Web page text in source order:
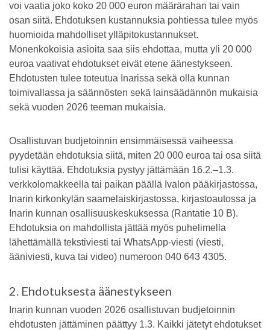
voi vaatia joko koko 20 000 euron määrärahan tai vain
osan siitä. Ehdotuksen kustannuksia pohtiessa tulee myös
huomioida mahdolliset ylläpitokustannukset.
Monenkokoisia asioita saa siis ehdottaa, mutta yli 20 000
euroa vaativat ehdotukset eivät etene äänestykseen.
Ehdotusten tulee toteutua Inarissa sekä olla kunnan
toimivallassa ja säännösten sekä lainsäädännön mukaisia
sekä vuoden 2026 teeman mukaisia.
Osallistuvan budjetoinnin ensimmäisessä vaiheessa
pyydetään ehdotuksia siitä, miten 20 000 euroa tai osa siitä
tulisi käyttää. Ehdotuksia pystyy jättämään 16.2.–1.3.
verkkolomakkeella tai paikan päällä Ivalon pääkirjastossa,
Inarin kirkonkylän saamelaiskirjastossa, kirjastoautossa ja
Inarin kunnan osallisuuskeskuksessa (Rantatie 10 B).
Ehdotuksia on mahdollista jättää myös puhelimella
lähettämällä tekstiviesti tai WhatsApp-viesti (viesti,
ääniviesti, kuva tai video) numeroon 040 643 4305.
2. Ehdotuksesta äänestykseen
Inarin kunnan vuoden 2026 osallistuvan budjetoinnin
ehdotusten jättäminen päättyy 1.3. Kaikki jätetyt ehdotukset